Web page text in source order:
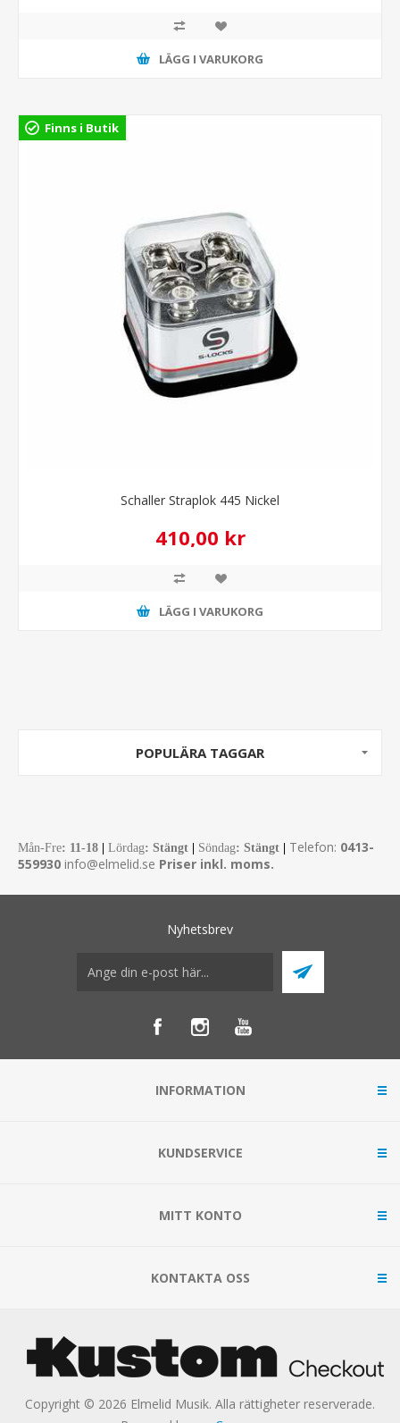
LÄGG I VARUKORG
Finns i Butik
Schaller Straplok 445 Nickel
410,00 kr
LÄGG I VARUKORG
POPULÄRA TAGGAR
Mån-Fre: 11-18 Lördag: Stängt Söndag: Stängt Telefon: 0413-
559930 info@elmelid.se Priser inkl. moms.
Nyhetsbrev
INFORMATION
KUNDSERVICE
MITT KONTO
KONTAKTA OSS
Copyright © 2026 Elmelid Musik. Alla rättigheter reserverade.